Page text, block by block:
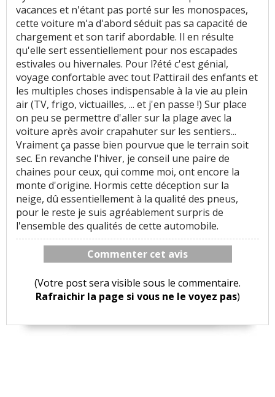
vacances et n'étant pas porté sur les monospaces,
cette voiture m'a d'abord séduit pas sa capacité de
chargement et son tarif abordable. Il en résulte
qu'elle sert essentiellement pour nos escapades
estivales ou hivernales. Pour l?été c'est génial,
voyage confortable avec tout l?attirail des enfants et
les multiples choses indispensable à la vie au plein
air (TV, frigo, victuailles, ... et j'en passe !) Sur place
on peu se permettre d'aller sur la plage avec la
voiture après avoir crapahuter sur les sentiers...
Vraiment ça passe bien pourvue que le terrain soit
sec. En revanche l'hiver, je conseil une paire de
chaines pour ceux, qui comme moi, ont encore la
monte d'origine. Hormis cette déception sur la
neige, dû essentiellement à la qualité des pneus,
pour le reste je suis agréablement surpris de
l'ensemble des qualités de cette automobile.
Commenter cet avis
(Votre post sera visible sous le commentaire.
Rafraichir la page si vous ne le voyez pas)